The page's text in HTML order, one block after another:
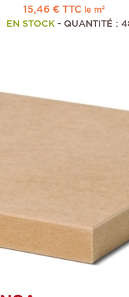
15,46 € TTC le m²
EN STOCK - QUANTITÉ :